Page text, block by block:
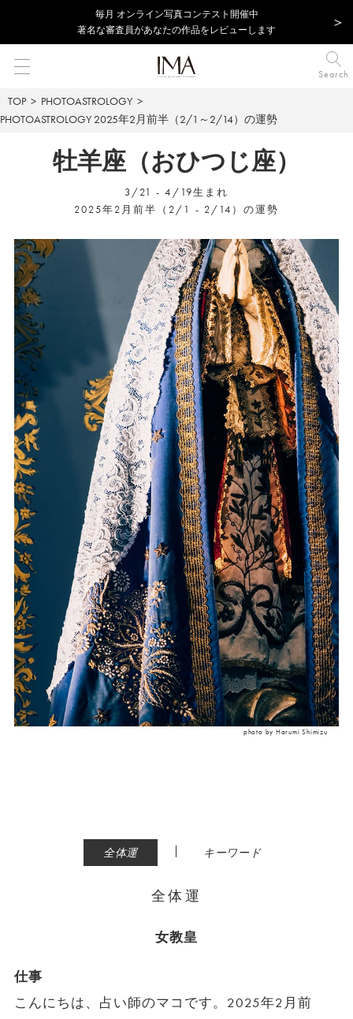
毎⽉ オンライン写真コンテスト開催中
著名な審査員があなたの作品をレビューします
Search
TOP
PHOTOASTROLOGY
PHOTOASTROLOGY 2025年2月前半（2/1～2/14）の運勢
牡羊座（おひつじ座）
3/21 - 4/19生まれ
2025年2月前半（2/1 - 2/14）の運勢
photo by Harumi Shimizu
全体運 | キーワード
全体運
女教皇
仕事
こんにちは、占い師のマコです。2025年2月前